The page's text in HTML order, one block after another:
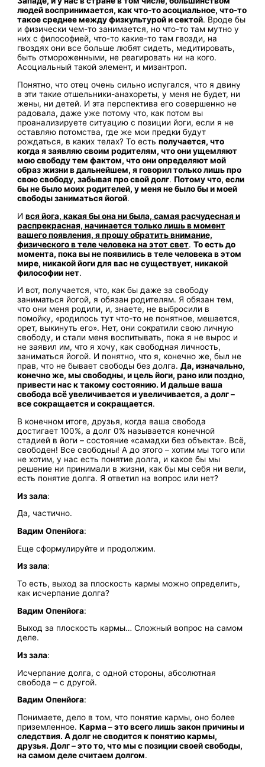
людей воспринимается, как что-то асоциальное, что-то
такое среднее между физкультурой и сектой. Вроде бы
и физически чем-то занимается, но что-то там мутно у
них с философией, что-то какие-то там гвозди, на
гвоздях они все больше любят сидеть, медитировать,
быть отмороженными, не реагировать ни на кого.
Асоциальный такой элемент, и мизантроп.
Понятно, что отец очень сильно испугался, что я двину
в эти такие отшельники-анахореты, у меня не будет, ни
жены, ни детей. И эта перспектива его совершенно не
радовала, даже уже потому что, как потом вы
проанализируете ситуацию с позиции йоги, если я не
оставляю потомства, где же мои предки будут
рождаться, в каких телах? То естьполучается, что
когда я заявляю своим родителям, что они ущемляют
мою свободу тем фактом, что они определяют мой
образ жизни в дальнейшем, я говорил только лишь про
свою свободу, забывая про свой долг. Потому что, если
бы не было моих родителей, у меня не было бы и моей
свободы заниматься йогой.
Ився йога, какая бы она ни была, самая расчудесная и
распрекрасная, начинается только лишь в момент
вашего появления, я прошу обратить внимание,
физического в теле человека на этот свет.То есть до
момента, пока вы не появились в теле человека в этом
мире, никакой йоги для вас не существует, никакой
философии нет.
И вот, получается, что, как бы даже за свободу
заниматься йогой, я обязан родителям. Я обязан тем,
что они меня родили, и, знаете, не выбросили в
помойку, «родилось тут что-то не понятное, мешается,
орет, выкинуть его». Нет, они сократили свою личную
свободу, и стали меня воспитывать, пока я не вырос и
не заявил им, что я хочу, как свободная личность,
заниматься йогой. И понятно, что я, конечно же, был не
прав, что не бывает свободы без долга.Да, изначально,
конечно же, мы свободны, и цель йоги, рано или поздно,
привести нас к такому состоянию. И дальше ваша
свобода всё увеличивается и увеличивается, а долг –
все сокращается и сокращается.
В конечном итоге, друзья, когда ваша свобода
достигает 100%, а долг 0% называется конечной
стадией в йоги – состояние «самадхи без объекта». Всё,
свободен! Все свободны! А до этого – хотим мы того или
не хотим, у нас есть понятие долга, и какое бы мы
решение ни принимали в жизни, как бы мы себя ни вели,
есть понятие долга. Я ответил на вопрос или нет?
Из зала:
Да, частично.
Вадим Опенйога:
Еще сформулируйте и продолжим.
Из зала:
То есть, выход за плоскость кармы можно определить,
как исчерпание долга?
ВадимОпенйога:
Выход за плоскость кармы… Сложный вопрос на самом
деле.
Из зала:
Исчерпание долга, с одной стороны, абсолютная
свобода – с другой.
ВадимОпенйога:
Понимаете, дело в том, что понятие кармы, оно более
приземленное.Карма – это всего лишь закон причины и
следствия. А долг не сводится к понятию кармы,
друзья. Долг – это то, что мы с позиции своей свободы,
на самом деле считаем долгом.